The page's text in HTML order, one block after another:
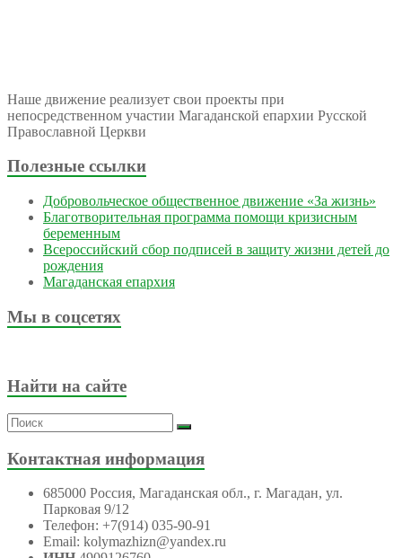
Наше движение реализует свои проекты при
непосредственном участии Магаданской епархии Русской
Православной Церкви
Полезные ссылки
Добровольческое общественное движение «За жизнь»
Благотворительная программа помощи кризисным
беременным
Всероссийский сбор подписей в защиту жизни детей до
рождения
Магаданская епархия
Мы в соцсетях
Найти на сайте
Контактная информация
685000 Россия, Магаданская обл., г. Магадан, ул.
Парковая 9/12
Телефон: +7(914) 035-90-91
Email: kolymazhizn@yandex.ru